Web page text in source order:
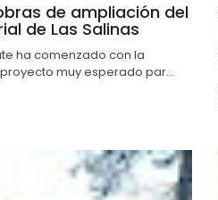
de ampliación del
de Las Salinas
ha comenzado con la
muy esperado par...